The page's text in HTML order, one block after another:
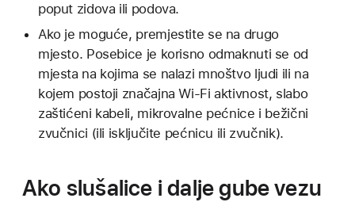
poput zidova ili podova.
Ako je moguće, premjestite se na drugo
mjesto. Posebice je korisno odmaknuti se od
mjesta na kojima se nalazi mnoštvo ljudi ili na
kojem postoji značajna Wi-Fi aktivnost, slabo
zaštićeni kabeli, mikrovalne pećnice i bežični
zvučnici (ili isključite pećnicu ili zvučnik).
Ako slušalice i dalje gube vezu